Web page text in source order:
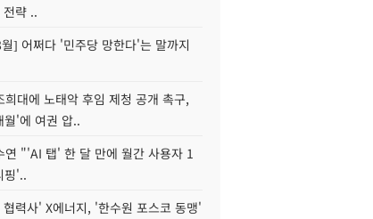
략 ..
] 어쩌다 '민주당 망한다'는 말까지
희대에 노태악 후임 제청 공개 촉구,
월'에 여권 압..
연 "'AI 탭' 한 달 만에 월간 사용자 1
핑'..
력사' X에너지, '한수원 포스코 동맹'